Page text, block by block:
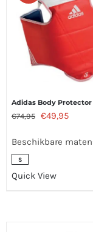
Adidas Body Protector
€74,95
was:
€49,95
is:
Beschikbare
S
Quick View